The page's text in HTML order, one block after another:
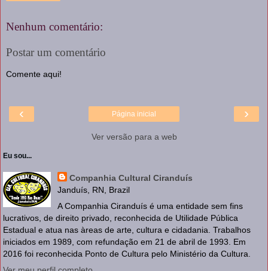
Nenhum comentário:
Postar um comentário
Comente aqui!
‹ ›
Página inicial
Ver versão para a web
Eu sou...
Companhia Cultural Ciranduís
Janduís, RN, Brazil
A Companhia Ciranduís é uma entidade sem fins
lucrativos, de direito privado, reconhecida de Utilidade Pública
Estadual e atua nas àreas de arte, cultura e cidadania. Trabalhos
iniciados em 1989, com refundação em 21 de abril de 1993. Em
2016 foi reconhecida Ponto de Cultura pelo Ministério da Cultura.